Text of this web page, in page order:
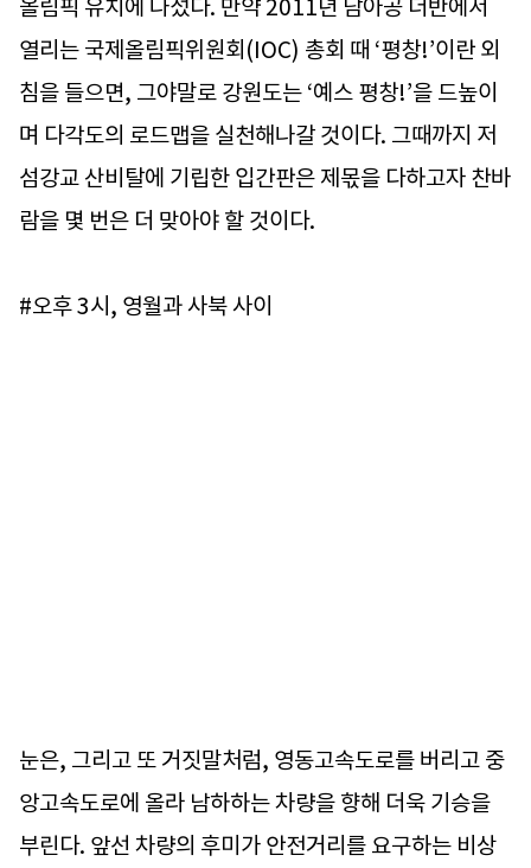
올림픽 유치에 나섰다. 만약 2011년 남아공 더반에서
열리는 국제올림픽위원회(IOC) 총회 때 ‘평창!’이란 외
침을 들으면, 그야말로 강원도는 ‘예스 평창!’을 드높이
며 다각도의 로드맵을 실천해나갈 것이다. 그때까지 저
섬강교 산비탈에 기립한 입간판은 제몫을 다하고자 찬바
람을 몇 번은 더 맞아야 할 것이다.
#오후 3시, 영월과 사북 사이
눈은, 그리고 또 거짓말처럼, 영동고속도로를 버리고 중
앙고속도로에 올라 남하하는 차량을 향해 더욱 기승을
부린다. 앞선 차량의 후미가 안전거리를 요구하는 비상